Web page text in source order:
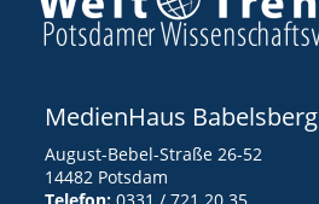
MedienHaus Babelsberg
August-Bebel-Straße 26-52
14482 Potsdam